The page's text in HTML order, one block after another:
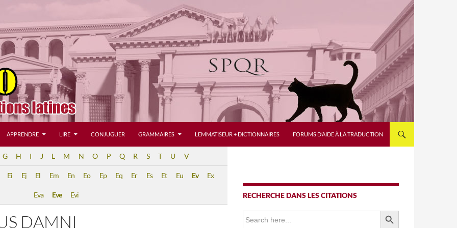
APPRENDRE LIRE CONJUGUER GRAMMAIRES LEMMATISEUR + DICTIONNAIRES FORUMS D’AIDE À LA TRADUCTION
G H I J L M N O P Q R S T U V
Ei Ej El Em En Eo Ep Eq Er Es Et Eu Ev Ex
Eva Eve Evi
DAMNI
RECHERCHE DANS LES CITATIONS
Search
for:
SEARCH BUTTON